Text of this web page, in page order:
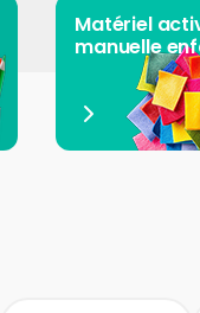
Matériel
manuelle